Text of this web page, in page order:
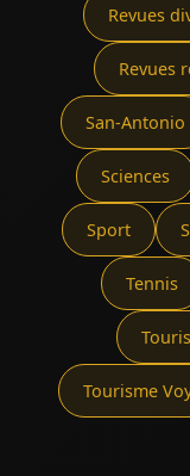
Revues
Revues
San-Antonio
Sciences
Sport
Tennis
Tourisme